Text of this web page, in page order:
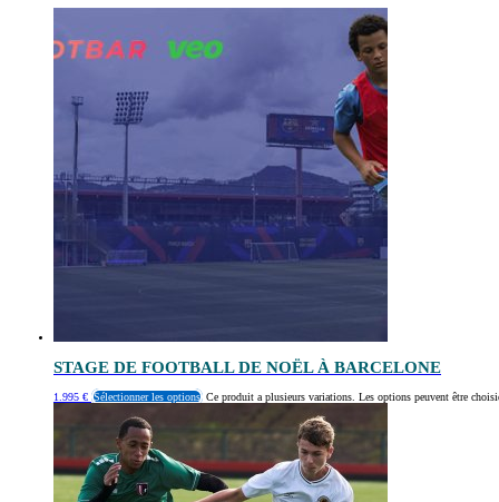
STAGE DE FOOTBALL DE NOËL À BARCELONE
1.995 € Sélectionner les options Ce produit a plusieurs variations. Les options peuvent être